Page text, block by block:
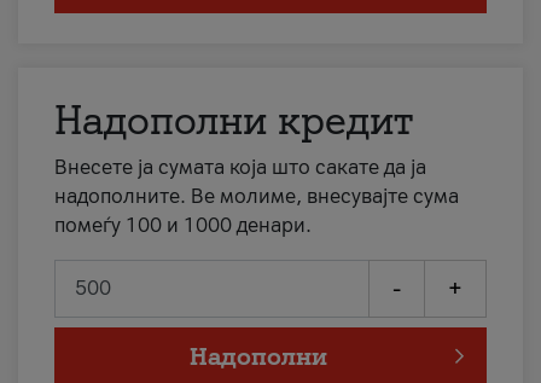
Надополни кредит
Внесете ја сумата која што сакате да ја
надополните. Ве молиме, внесувајте сума
помеѓу 100 и 1000 денари.
- +
Надополни